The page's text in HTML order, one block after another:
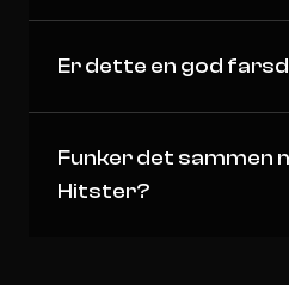
Er dette en god
Funker det sammen
Hitster?